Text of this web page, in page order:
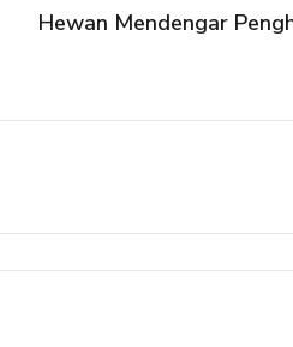
Hewan Mendengar